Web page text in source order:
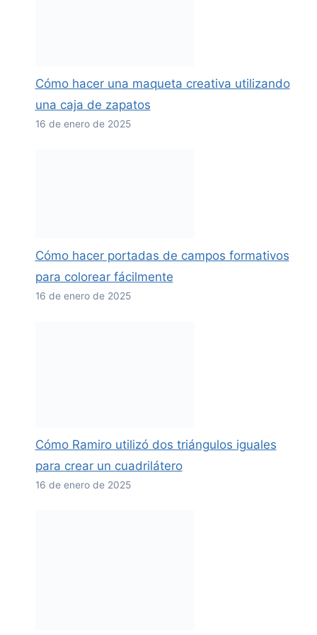
Cómo hacer una maqueta creativa utilizando
una caja de zapatos
16 de enero de 2025
Cómo hacer portadas de campos formativos
para colorear fácilmente
16 de enero de 2025
Cómo Ramiro utilizó dos triángulos iguales
para crear un cuadrilátero
16 de enero de 2025